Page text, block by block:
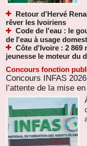
Retour d’Hervé
rêver les Ivoiriens
Code de l'eau : le
de l'eau à usage
Côte d'Ivoire : 2 869
jeunesse le moteur du
Concours fonction
Concours INFAS
l’attente de la mise